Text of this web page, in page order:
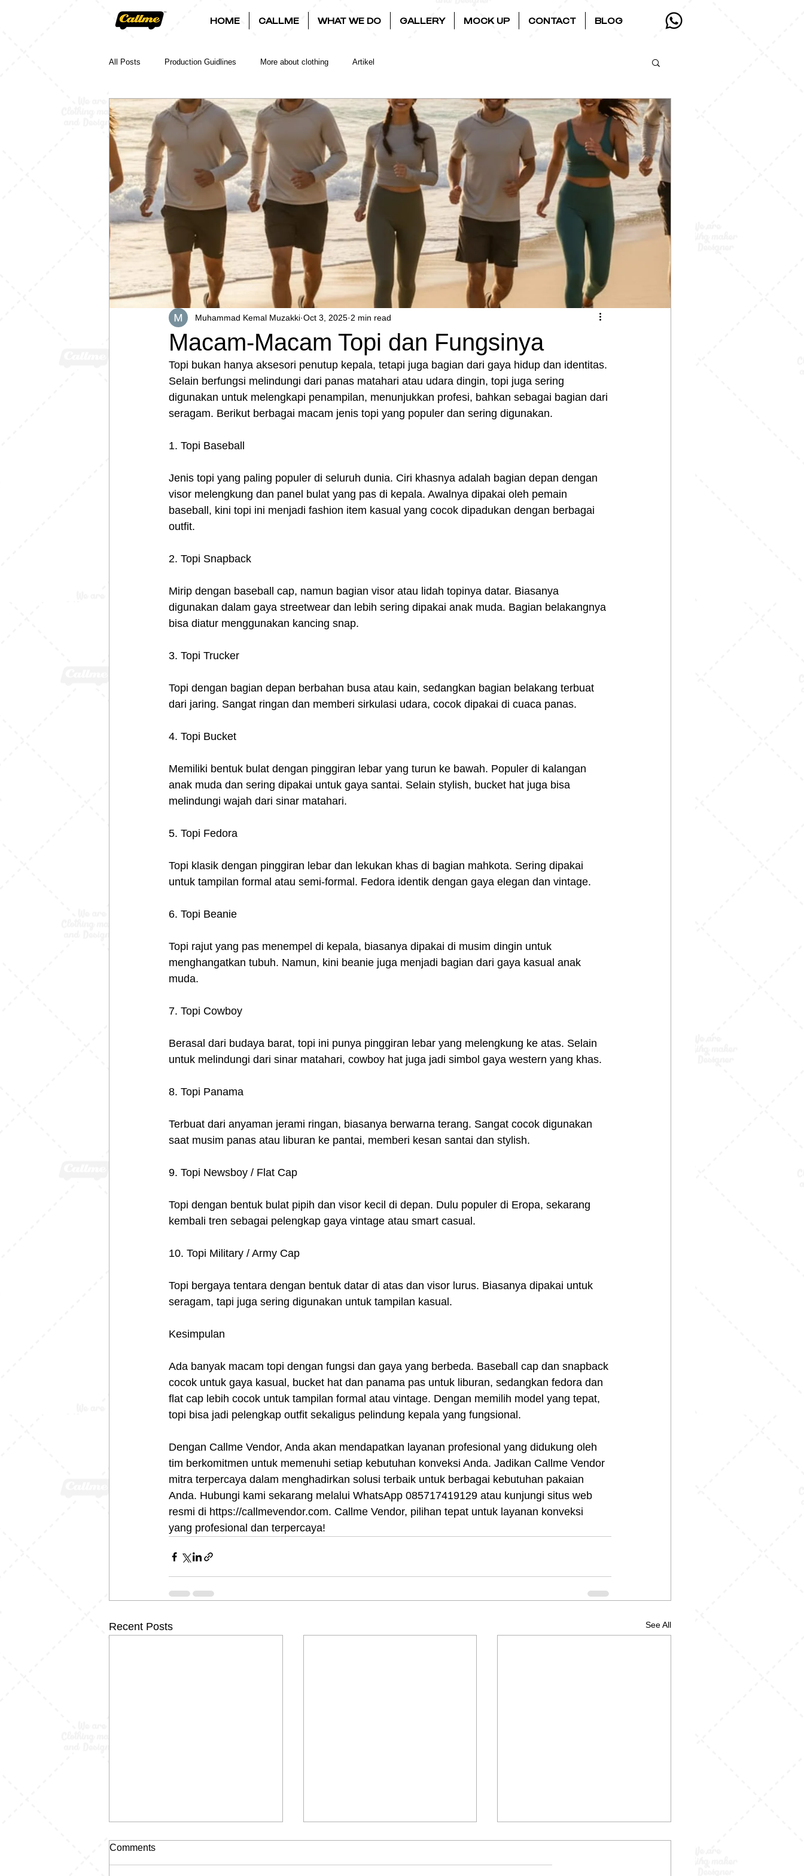
HOME CALLME WHAT WE DO GALLERY MOCK UP CONTACT BLOG
All Posts Production Guidlines More about clothing Artikel
Macam-Macam Topi dan Fungsinya
Muhammad Kemal Muzakki Oct 3, 2025 2 min read
Topi bukan hanya aksesori penutup kepala, tetapi juga bagian dari gaya hidup dan identitas.
Selain berfungsi melindungi dari panas matahari atau udara dingin, topi juga sering
digunakan untuk melengkapi penampilan, menunjukkan profesi, bahkan sebagai bagian dari
seragam. Berikut berbagai macam jenis topi yang populer dan sering digunakan.
1. Topi Baseball
Jenis topi yang paling populer di seluruh dunia. Ciri khasnya adalah bagian depan dengan
visor melengkung dan panel bulat yang pas di kepala. Awalnya dipakai oleh pemain
baseball, kini topi ini menjadi fashion item kasual yang cocok dipadukan dengan berbagai
outfit.
2. Topi Snapback
Mirip dengan baseball cap, namun bagian visor atau lidah topinya datar. Biasanya
digunakan dalam gaya streetwear dan lebih sering dipakai anak muda. Bagian belakangnya
bisa diatur menggunakan kancing snap.
3. Topi Trucker
Topi dengan bagian depan berbahan busa atau kain, sedangkan bagian belakang terbuat
dari jaring. Sangat ringan dan memberi sirkulasi udara, cocok dipakai di cuaca panas.
4. Topi Bucket
Memiliki bentuk bulat dengan pinggiran lebar yang turun ke bawah. Populer di kalangan
anak muda dan sering dipakai untuk gaya santai. Selain stylish, bucket hat juga bisa
melindungi wajah dari sinar matahari.
5. Topi Fedora
Topi klasik dengan pinggiran lebar dan lekukan khas di bagian mahkota. Sering dipakai
untuk tampilan formal atau semi-formal. Fedora identik dengan gaya elegan dan vintage.
6. Topi Beanie
Topi rajut yang pas menempel di kepala, biasanya dipakai di musim dingin untuk
menghangatkan tubuh. Namun, kini beanie juga menjadi bagian dari gaya kasual anak
muda.
7. Topi Cowboy
Berasal dari budaya barat, topi ini punya pinggiran lebar yang melengkung ke atas. Selain
untuk melindungi dari sinar matahari, cowboy hat juga jadi simbol gaya western yang khas.
8. Topi Panama
Terbuat dari anyaman jerami ringan, biasanya berwarna terang. Sangat cocok digunakan
saat musim panas atau liburan ke pantai, memberi kesan santai dan stylish.
9. Topi Newsboy / Flat Cap
Topi dengan bentuk bulat pipih dan visor kecil di depan. Dulu populer di Eropa, sekarang
kembali tren sebagai pelengkap gaya vintage atau smart casual.
10. Topi Military / Army Cap
Topi bergaya tentara dengan bentuk datar di atas dan visor lurus. Biasanya dipakai untuk
seragam, tapi juga sering digunakan untuk tampilan kasual.
Kesimpulan
Ada banyak macam topi dengan fungsi dan gaya yang berbeda. Baseball cap dan snapback
cocok untuk gaya kasual, bucket hat dan panama pas untuk liburan, sedangkan fedora dan
flat cap lebih cocok untuk tampilan formal atau vintage. Dengan memilih model yang tepat,
topi bisa jadi pelengkap outfit sekaligus pelindung kepala yang fungsional.
Dengan Callme Vendor, Anda akan mendapatkan layanan profesional yang didukung oleh
tim berkomitmen untuk memenuhi setiap kebutuhan konveksi Anda. Jadikan Callme Vendor
mitra terpercaya dalam menghadirkan solusi terbaik untuk berbagai kebutuhan pakaian
Anda. Hubungi kami sekarang melalui WhatsApp 085717419129 atau kunjungi situs web
resmi di https://callmevendor.com. Callme Vendor, pilihan tepat untuk layanan konveksi
yang profesional dan terpercaya!
Recent Posts See All
Comments